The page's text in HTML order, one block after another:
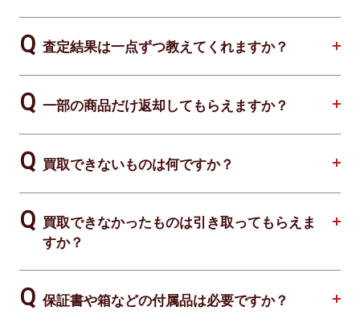
査定結果は一点ずつ教えてくれますか？
一部の商品だけ返却してもらえますか？
買取できないものは何ですか？
買取できなかったものは引き取ってもらえま
すか？
保証書や箱などの付属品は必要ですか？